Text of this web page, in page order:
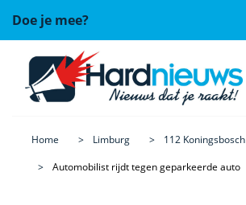
Doe je mee?
Home Limburg
112 Koningsbosch
Automobilist rijdt tegen geparkeerde auto